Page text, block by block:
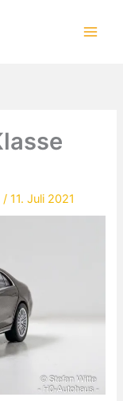
/11. Juli 2021